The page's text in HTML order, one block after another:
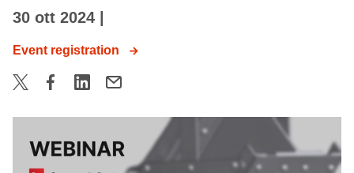
30 ott 2024
Event registration